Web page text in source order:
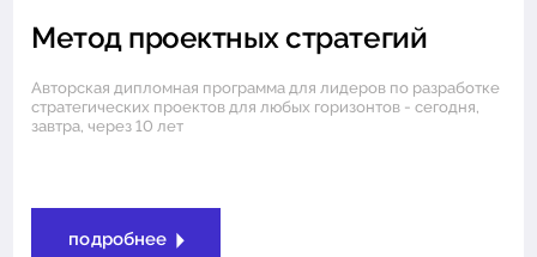
Метод проектных стратегий
Авторская дипломная программа для лидеров по разработке
стратегических проектов для любых горизонтов - сегодня,
завтра, через 10 лет
подробнее